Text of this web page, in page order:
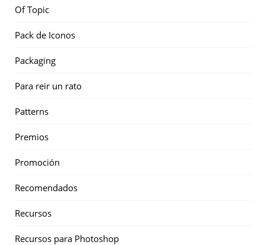
Of Topic
Pack de Iconos
Packaging
Para reir un rato
Patterns
Premios
Promoción
Recomendados
Recursos
Recursos para Photoshop